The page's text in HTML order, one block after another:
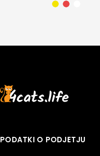
PODATKI O PODJETJU